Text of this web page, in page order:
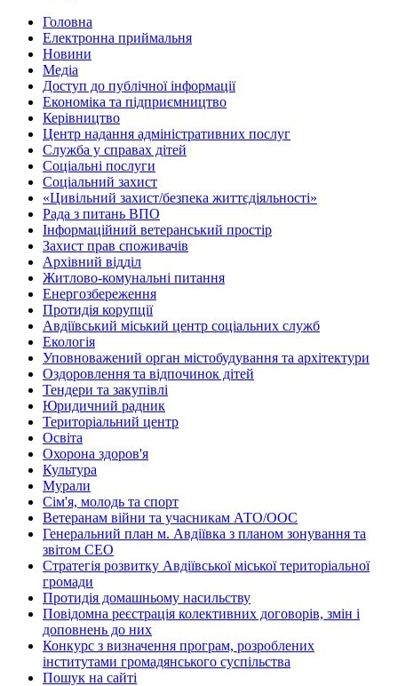
Головна
Електронна приймальня
Новини
Медіа
Доступ до публічної інформації
Економіка та підприємництво
Керівництво
Центр надання адміністративних послуг
Служба у справах дітей
Соціальні послуги
Соціальний захист
«Цивільний захист/безпека життєдіяльності»
Рада з питань ВПО
Інформаційний ветеранський простір
Захист прав споживачів
Архівний відділ
Житлово-комунальні питання
Енергозбереження
Протидія корупції
Авдіївський міський центр соціальних служб
Екологія
Уповноважений орган містобудування та архітектури
Оздоровлення та відпочинок дітей
Тендери та закупівлі
Юридичний радник
Територіальний центр
Освіта
Охорона здоров'я
Культура
Мурали
Сім'я, молодь та спорт
Ветеранам війни та учасникам АТО/ООС
Генеральний план м. Авдіївка з планом зонування та
звітом СЕО
Стратегія розвитку Авдіївської міської територіальної
громади
Протидія домашньому насильству
Повідомна реєстрація колективних договорів, змін і
доповнень до них
Конкурс з визначення програм, розроблених
інститутами громадянського суспільства
Пошук на сайті